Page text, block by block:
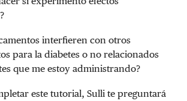
interfieren con otros
para la diabetes o no relacionados
que me estoy administrando?
este tutorial, Sulli te preguntará